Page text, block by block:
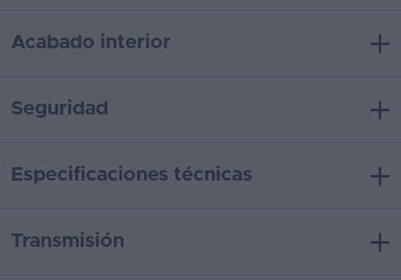
Acabado interior
Seguridad
Especificaciones técnicas
Transmisión